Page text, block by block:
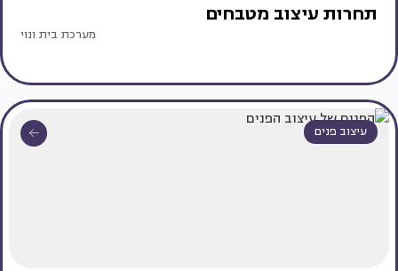
תחרות עיצוב מטבחים
מערכת בית ונוי
עיצוב פנים